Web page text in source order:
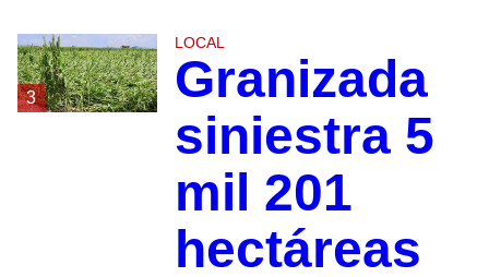
3
LOCAL
Granizada
siniestra 5
mil 201
hectáreas